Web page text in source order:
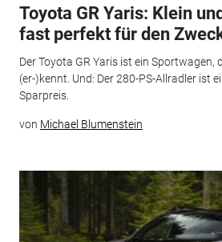
Toyota GR Yaris: Klein
fast perfekt für den
Der Toyota GR Yaris ist ein Sportwagen,
(er-)kennt. Und: Der 280-PS-Allradler ist
Sparpreis.
von Michael Blumenstein